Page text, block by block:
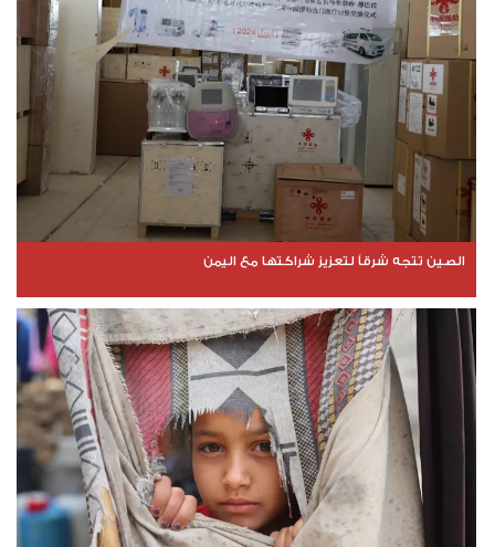
الصين تتجه شرقاً لتعزيز شراكتها مع اليمن